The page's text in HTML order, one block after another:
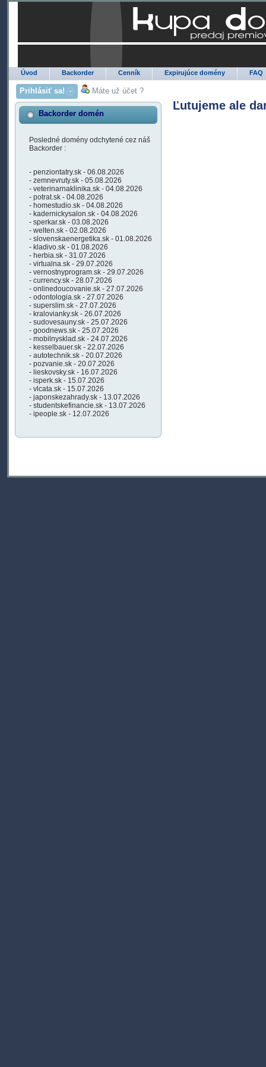
Úvod Backorder Cenník Expirujúce domény FAQ
Prihlásiť sa! Máte už účet ?
Backorder domén
Posledné domény odchytené cez náš
Backorder :
- penziontatry.sk - 06.08.2026
- zemnevruty.sk - 05.08.2026
- veterinarnaklinika.sk - 04.08.2026
- potrat.sk - 04.08.2026
- homestudio.sk - 04.08.2026
- kadernickysalon.sk - 04.08.2026
- sperkar.sk - 03.08.2026
- welten.sk - 02.08.2026
- slovenskaenergetika.sk - 01.08.2026
- kladivo.sk - 01.08.2026
- herbia.sk - 31.07.2026
- virtualna.sk - 29.07.2026
- vernostnyprogram.sk - 29.07.2026
- currency.sk - 28.07.2026
- onlinedoucovanie.sk - 27.07.2026
- odontologia.sk - 27.07.2026
- superslim.sk - 27.07.2026
- kralovianky.sk - 26.07.2026
- sudovesauny.sk - 25.07.2026
- goodnews.sk - 25.07.2026
- mobilnysklad.sk - 24.07.2026
- kesselbauer.sk - 22.07.2026
- autotechnik.sk - 20.07.2026
- pozvanie.sk - 20.07.2026
- lieskovsky.sk - 16.07.2026
- isperk.sk - 15.07.2026
- vlcata.sk - 15.07.2026
- japonskezahrady.sk - 13.07.2026
- studentskefinancie.sk - 13.07.2026
- ipeople.sk - 12.07.2026
Ľutujeme ale